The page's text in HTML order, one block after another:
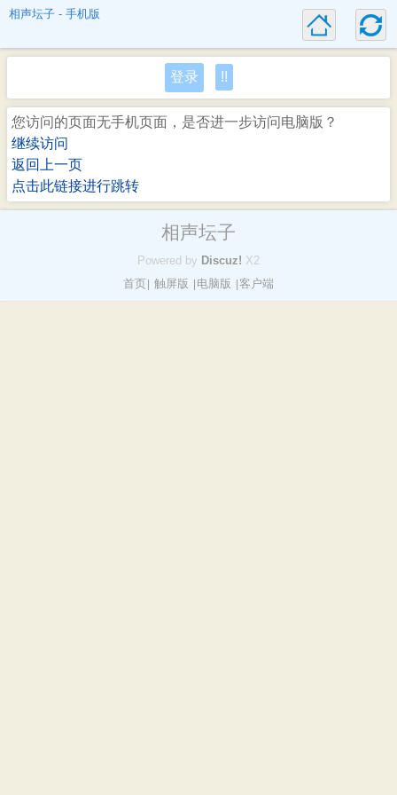
相声坛子 - 手机版
登录 !!
您访问的页面无手机页面，是否进一步访问电脑版？
继续访问
返回上一页
点击此链接进行跳转
相声坛子
Powered by Discuz! X2
首页 触屏版 电脑版 客户端